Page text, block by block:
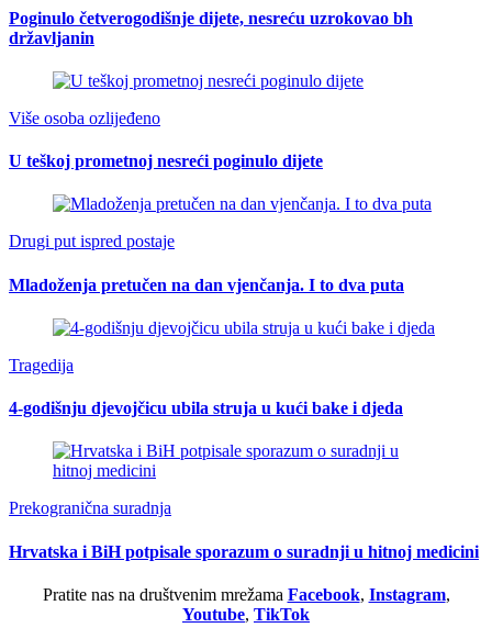
Poginulo četverogodišnje dijete, nesreću uzrokovao bh
državljanin
Više osoba ozlijeđeno
U teškoj prometnoj nesreći poginulo dijete
Drugi put ispred postaje
Mladoženja pretučen na dan vjenčanja. I to dva puta
Tragedija
4-godišnju djevojčicu ubila struja u kući bake i djeda
Prekogranična suradnja
Hrvatska i BiH potpisale sporazum o suradnji u hitnoj medicini
Pratite nas na društvenim mrežama Facebook, Instagram,
Youtube, TikTok